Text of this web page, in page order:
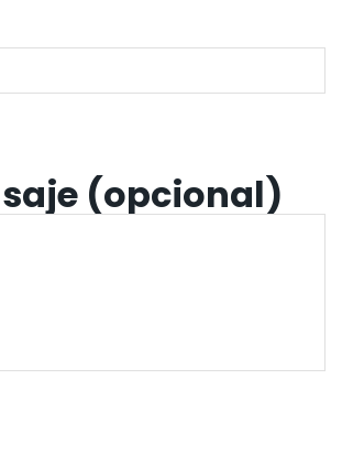
(opcional)